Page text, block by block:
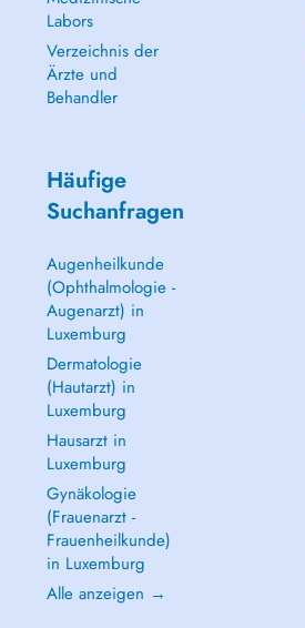
Labors
Verzeichnis der
Ärzte und
Behandler
Häufige
Suchanfragen
Augenheilkunde
(Ophthalmologie -
Augenarzt) in
Luxemburg
Dermatologie
(Hautarzt) in
Luxemburg
Hausarzt in
Luxemburg
Gynäkologie
(Frauenarzt -
Frauenheilkunde)
in Luxemburg
Alle anzeigen →